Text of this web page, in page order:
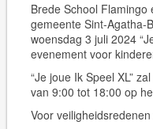
Brede School
gemeente Sint-Agatha-
woensdag 3 juli 2024
evenement voor
“Je joue Ik Speel XL”
van 9:00 tot 18:00 op
Voor veiligheidsredenen